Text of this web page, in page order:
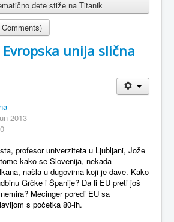
dete stiže na Titanik
unija slična
2013
profesor univerziteta u Ljubljani, Jože
kako se Slovenija, nekada
našla u dugovima koji je dave. Kako
Grčke i Španije? Da li EU preti još
Mecinger poredi EU sa
s početka 80-ih.